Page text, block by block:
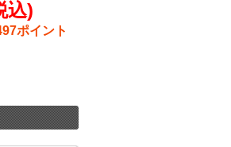
込)
ポイント